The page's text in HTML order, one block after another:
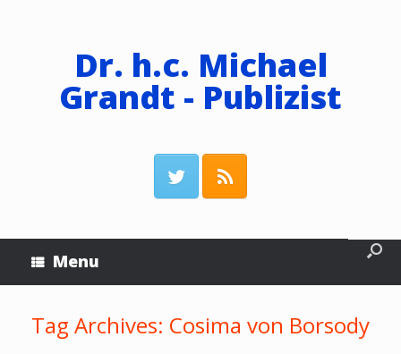
Dr. h.c. Michael
Grandt - Publizist
Menu
Tag Archives: Cosima von Borsody